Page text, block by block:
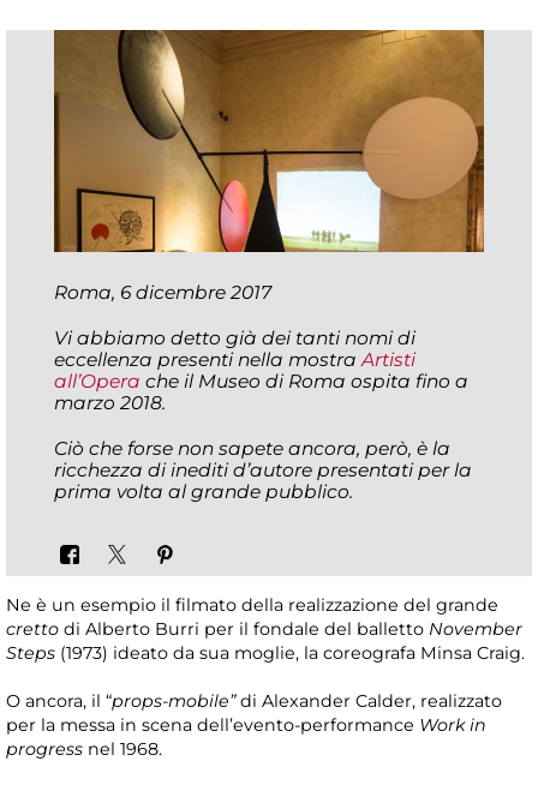
Roma, 6 dicembre 2017
Vi abbiamo detto già dei tanti nomi di
eccellenza presenti nella mostraArtisti
all’Opera che il Museo di Roma ospita fino a
marzo 2018.
Ciò che forse non sapete ancora, però, è la
ricchezza di inediti d’autore presentati per la
prima volta al grande pubblico.
Ne è un esempio il filmato della realizzazione del grande
cretto di Alberto Burri per il fondale del balletto November
Steps (1973) ideato da sua moglie, la coreografa Minsa Craig.
O ancora, il “props-mobile”di Alexander Calder, realizzato
per la messa in scena dell’evento-performance Work in
progress nel 1968.